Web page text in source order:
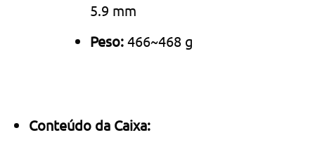
5.9 mm
Peso:466~468 g
Conteúdo da Caixa: